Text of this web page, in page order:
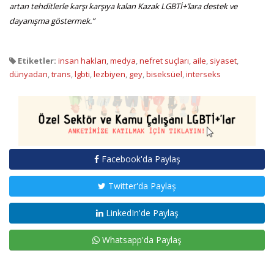
artan tehditlerle karşı karşıya kalan Kazak LGBTİ+’lara destek ve
dayanışma göstermek.”
Etiketler: insan hakları,medya,nefret suçları, aile, siyaset,
dünyadan,trans,lgbti,lezbiyen, gey,biseksüel,interseks
Facebook'da Paylaş
Twitter'da Paylaş
LinkedIn'de Paylaş
Whatsapp'da Paylaş